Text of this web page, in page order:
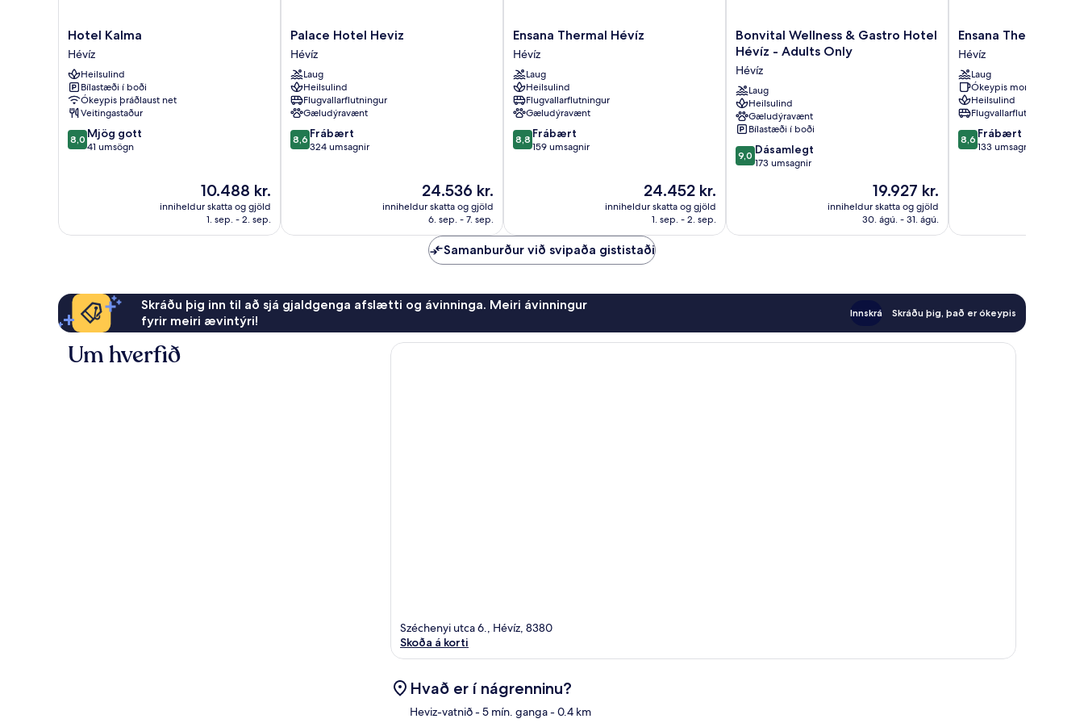
Hotel
Kalma
Hévíz
Hotel Kalma
Hévíz
Heilsulind
Bílastæði í boði
Ókeypis þráðlaust net
Veitingastaður
8.0
af
8,0 Mjög gott
41 umsögn
Verðið
er
10.488 kr.
10.488 kr.
inniheldur skatta og gjöld
1. sep. - 2. sep.
Palace
Hotel
Heviz
Hévíz
Palace Hotel Heviz
Hévíz
Laug
Heilsulind
Flugvallarflutningur
Gæludýravænt
8.6
af
8,6 Frábært
324 umsagnir
Verðið
er
24.536 kr.
24.536 kr.
inniheldur skatta og gjöld
6. sep. - 7. sep.
Ensana
Thermal
Hévíz
Hévíz
Ensana Thermal Hévíz
Hévíz
Laug
Heilsulind
Flugvallarflutningur
Gæludýravænt
8.8
af
8,8 Frábært
159 umsagnir
Verðið
er
24.452 kr.
24.452 kr.
inniheldur skatta og gjöld
1. sep. - 2. sep.
Bonvital
Wellness
Gastro
Hotel
Hévíz
-
Adults
Only
Hévíz
Bonvital Wellness & Gastro Hotel
Hévíz - Adults Only
Hévíz
Laug
Heilsulind
Gæludýravænt
Bílastæði í boði
9.0
af
9,0 Dásamlegt
173 umsagnir
Verðið
er
19.927 kr.
19.927 kr.
inniheldur skatta og gjöld
30. ágú. - 31. ágú.
Ensana
Thermal
Aqua
Hévíz
Ensana Thermal
Hévíz
Laug
Ókeypis morgunverður
Heilsulind
Flugvallarflutningur
8.6
af
8,6 Frábært
133 umsagnir
Samanburður við svipaða gististaði
Skráðu þig inn til að sjá gjaldgenga afslætti og ávinninga. Meiri ávinningur
fyrir meiri ævintýri!
Innskrá Skráðu þig, það er ókeypis
Um hverfið
Széchenyi utca 6., Hévíz, 8380
Skoða á korti
Hvað er í nágrenninu?
Heviz-vatnið- 5 mín. ganga- 0.4 km